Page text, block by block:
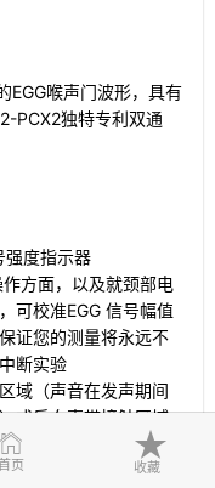
EGG喉声门波形，具有
PCX2独特专利双通
强度指示器
方面，以及就颈部电
可校准EGG 信号幅值
证您的测量将永远不
断实验
域（声音在发声期间
或反向声带接触区域
页 收藏